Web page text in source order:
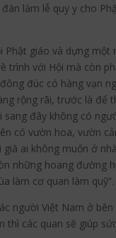
đàn làm lễ quy y cho
giáo và dựng
trình với Hội mà còn
đúc có hàng vạn
rộng rãi, trước là để
đây không có
có vườn hoa, vườn
ai không muốn ở
những hoang đường
làm cơ quan làm
người Việt Nam ở
thì các quan sẽ giúp